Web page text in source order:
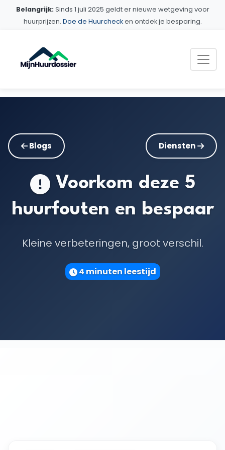
Belangrijk: Sinds 1 juli 2025 geldt er nieuwe wetgeving voor
huurprijzen. Doe de Huurchecken ontdek je besparing.
Blogs Diensten
Voorkom deze 5
huurfouten en bespaar
Kleine verbeteringen, groot verschil.
4 minuten leestijd